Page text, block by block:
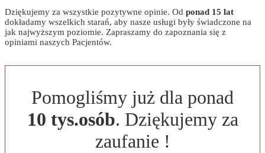
Dziękujemy za wszystkie pozytywne opinie. Od ponad 15 lat
dokładamy wszelkich starań, aby nasze usługi były świadczone na
jak najwyższym poziomie. Zapraszamy do zapoznania się z
opiniami naszych Pacjentów.
Pomogliśmy już dla ponad
10 tys.osób. Dziękujemy za
zaufanie !